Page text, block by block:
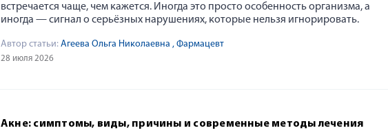
встречается чаще, чем кажется. Иногда это просто особенность организма, а
иногда — сигнал о серьёзных нарушениях, которые нельзя игнорировать.
Автор статьи: Агеева Ольга Николаевна , Фармацевт
28 июля 2026
Акне: симптомы, виды, причины и современные методы лечения